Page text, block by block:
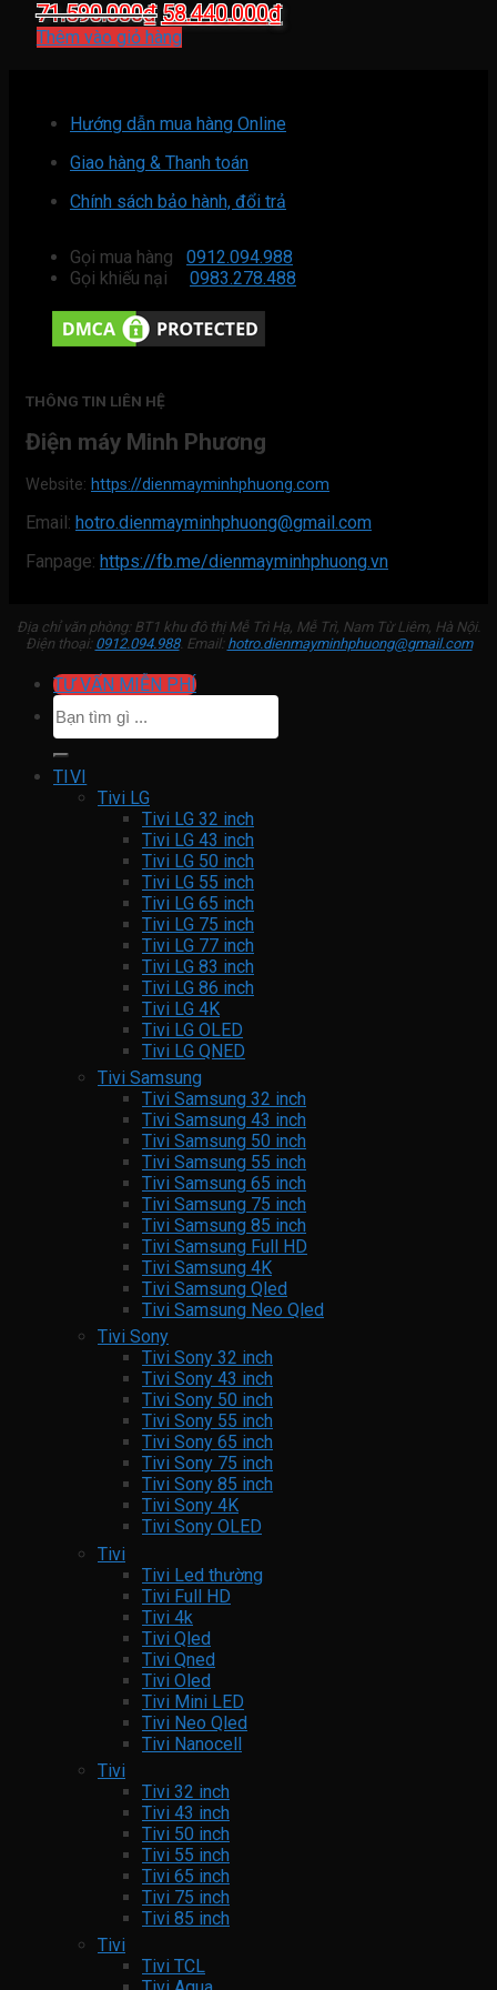
71.590.000₫ Giá
gốc
58.440.000₫Giá
58.440.000₫.
Thêm vào giỏ hàng
Hướng dẫn mua hàng Online
Giao hàng & Thanh toán
Chính sách bảo hành, đổi trả
Gọi mua hàng 0912.094.988
Gọi khiếu nại 0983.278.488
THÔNG TIN LIÊN HỆ
Điện máy Minh Phương
Website: https://dienmayminhphuong.com
Email: hotro.dienmayminhphuong@gmail.com
Fanpage: https://fb.me/dienmayminhphuong.vn
Địa chỉ văn phòng: BT1 khu đô thị Mễ Trì Hạ, Mễ Trì, Nam Từ Liêm, Hà Nội.
Điện thoại: 0912.094.988. Email: hotro.dienmayminhphuong@gmail.com
TƯ VẤN MIỄN PHÍ
Tìm
kiếm:
TIVI
Tivi LG
Tivi LG 32 inch
Tivi LG 43 inch
Tivi LG 50 inch
Tivi LG 55 inch
Tivi LG 65 inch
Tivi LG 75 inch
Tivi LG 77 inch
Tivi LG 83 inch
Tivi LG 86 inch
Tivi LG 4K
Tivi LG OLED
Tivi LG QNED
Tivi Samsung
Tivi Samsung 32 inch
Tivi Samsung 43 inch
Tivi Samsung 50 inch
Tivi Samsung 55 inch
Tivi Samsung 65 inch
Tivi Samsung 75 inch
Tivi Samsung 85 inch
Tivi Samsung Full HD
Tivi Samsung 4K
Tivi Samsung Qled
Tivi Samsung Neo Qled
Tivi Sony
Tivi Sony 32 inch
Tivi Sony 43 inch
Tivi Sony 50 inch
Tivi Sony 55 inch
Tivi Sony 65 inch
Tivi Sony 75 inch
Tivi Sony 85 inch
Tivi Sony 4K
Tivi Sony OLED
Tivi
Tivi Led thường
Tivi Full HD
Tivi 4k
Tivi Qled
Tivi Qned
Tivi Oled
Tivi Mini LED
Tivi Neo Qled
Tivi Nanocell
Tivi
Tivi 32 inch
Tivi 43 inch
Tivi 50 inch
Tivi 55 inch
Tivi 65 inch
Tivi 75 inch
Tivi 85 inch
Tivi
Tivi TCL